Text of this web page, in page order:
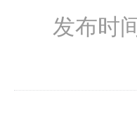
发布时